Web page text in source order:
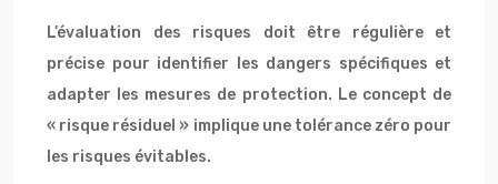
L’évaluation des risques doit être régulière et
précise pour identifier les dangers spécifiques et
adapter les mesures de protection. Le concept de
« risque résiduel » implique une tolérance zéro pour
les risques évitables.